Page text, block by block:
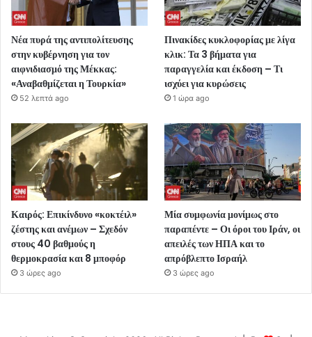
Νέα πυρά της αντιπολίτευσης
στην κυβέρνηση για τον
αιφνιδιασμό της Μέκκας:
«Αναβαθμίζεται η Τουρκία»
52 λεπτά ago
Πινακίδες κυκλοφορίας με λίγα
κλικ: Τα 3 βήματα για
παραγγελία και έκδοση – Τι
ισχύει για κυρώσεις
1 ώρα ago
Καιρός: Επικίνδυνο «κοκτέιλ»
ζέστης και ανέμων – Σχεδόν
στους 40 βαθμούς η
θερμοκρασία και 8 μποφόρ
3 ώρες ago
Μία συμφωνία μονίμως στο
παραπέντε – Οι όροι του Ιράν, οι
απειλές των ΗΠΑ και το
απρόβλεπτο Ισραήλ
3 ώρες ago